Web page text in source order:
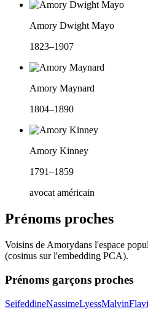
Amory Dwight Mayo
1823–1907
Amory Maynard
1804–1890
Amory Kinney
1791–1859
avocat américain
Prénoms proches
Voisins de Amorydans l'espace
(cosinus sur l'embedding PCA).
Prénoms garçons proches
SeifeddineNassimeLyessMalvin